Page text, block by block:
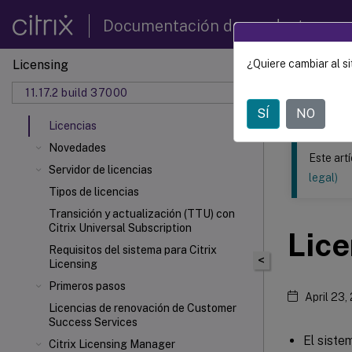
Documentación de productos
Licensing
11.17.2 build 37000
Licencias
Novedades
Servidor de licencias
Tipos de licencias
Transición y actualización (TTU) con
Citrix Universal Subscription
Requisitos del sistema para Citrix
Licensing
Primeros pasos
Licencias de renovación de Customer
Success Services
Citrix Licensing Manager
Este
<
Este
legal)
April 23,
El
¿Quiere cambiar al
SÍ NO